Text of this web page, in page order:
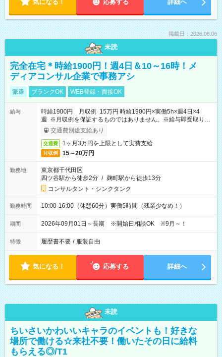
気になる！ 応募する 詳細へ
掲載日：2026.08.06
未読
完全在宅＊時給1900円！週4日＆10～16時！メ
ディアコンサル企業で事務アシ
派遣 ブランクOK WEB登録・面接OK
給与
時給1900円 月収例 15万円 時給1900円×実働5h×週4日×4
週 ※月収例を保証するものではありません。※給与即受取りサ
ービス利用可（利用条件有）
交通費別途支給あり
交通費 1ヶ月3万円を上限として実費支給
月収例 15～20万円
勤務地
東京都千代田区
四ツ谷駅から徒歩2分 / 麹町駅から徒歩13分
コンサルタント・シンクタンク
勤務時間 10:00-16:00（休憩60分）実働5時間（残業少なめ！）
期間 2026年09月01日～長期 ※開始日相談OK ※9月～！
特徴 履歴書不要 / 服装自由
気になる！ 応募する 詳細へ
未読
ちいさいかわいいキャラのイベントも！好きな
場所で働ける☆来社不要！働いたその日に給料
もらえる◎/T1